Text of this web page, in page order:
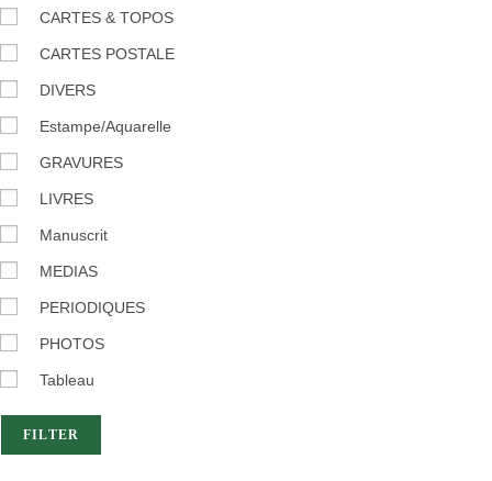
CARTES & TOPOS
CARTES POSTALE
DIVERS
Estampe/Aquarelle
GRAVURES
LIVRES
Manuscrit
MEDIAS
PERIODIQUES
PHOTOS
Tableau
FILTER